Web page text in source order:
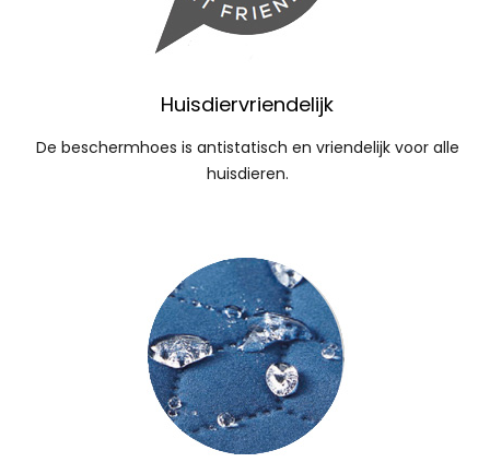
Huisdiervriendelijk
De beschermhoes is antistatisch en vriendelijk voor alle
huisdieren.